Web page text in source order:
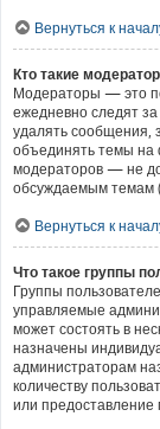
Вернуться к
Кто такие
Модераторы — это
ежедневно следят
удалять сообщения,
объединять темы на
модераторов — не
обсуждаемым темам
Вернуться к
Что такое группы
Группы
управляемые
может состоять в
назначены
администраторам
количеству
или